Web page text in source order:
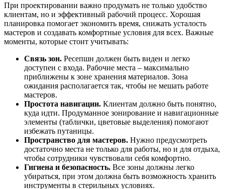
При проектировании важно продумать не только удобство
клиентам, но и эффективный рабочий процесс. Хорошая
планировка помогает экономить время, снижать усталость
мастеров и создавать комфортные условия для всех. Важные
моменты, которые стоит учитывать:
Связь зон. Ресепшн должен быть виден и легко
доступен с входа. Рабочие места – максимально
приближены к зоне хранения материалов. Зона
ожидания располагается так, чтобы не мешать работе
мастеров.
Простота навигации. Клиентам должно быть понятно,
куда идти. Продуманное зонирование и навигационные
элементы (таблички, цветовые выделения) помогают
избежать путаницы.
Пространство для мастеров. Нужно предусмотреть
достаточно места не только для работы, но и для отдыха,
чтобы сотрудники чувствовали себя комфортно.
Гигиена и безопасность. Все зоны должны легко
убираться, при этом должна быть возможность хранить
инструменты в стерильных условиях.